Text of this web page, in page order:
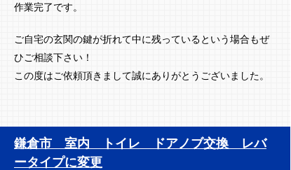
作業完了です。
ご自宅の玄関の鍵が折れて中に残っているという場合もぜ
ひご相談下さい！
この度はご依頼頂きまして誠にありがとうございました。
鎌倉市 室内 トイレ ドアノブ交換 レバ
ータイプに変更